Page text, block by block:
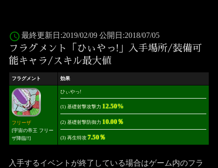
access_time 最終更新日:2019/02/09 公開日:2018/07/05
フラグメント「ひぃやっ!」入手場所/装備可
能キャラ/スキル最大値
フラグメント 効果
フリーザ
[宇宙の帝王 フリー
ザ降臨!!]
ひぃやっ!
(1) 基礎射撃攻撃力 12.50%
(2) 基礎射撃防御力 10.00％
(3) 再生特攻7.50％
入手するイベントが終了している場合はゲーム内のフラ